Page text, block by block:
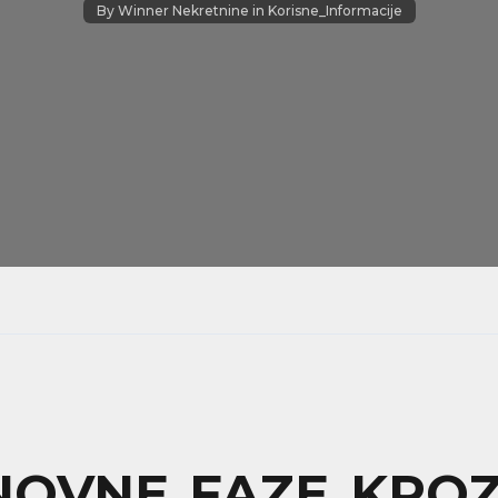
By Winner Nekretnine in Korisne_Informacije